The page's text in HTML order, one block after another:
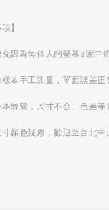
】
免因為每個人的螢幕&家中
＆手工測量，單面誤差正
本經營，尺寸不合、色差
顏色疑慮，歡迎至台北中